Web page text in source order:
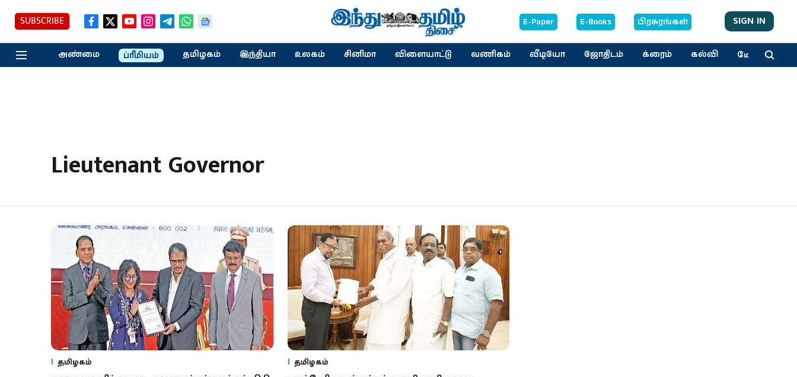
SUBSCRIBE E-Paper E-Books பிரசுரங்கள் SIGN IN
அண்மை ப்ரீமியம் தமிழகம் இந்தியா உலகம் சினிமா விளையாட்டு வணிகம் வீடியோ ஜோதிடம் க்ரைம் கல்வி மேலும்
Lieutenant Governor
தமிழகம் தமிழகம்